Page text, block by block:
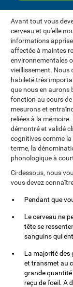
Avant tout vous
cerveau et qu'elle
informations
affectée à maintes
environnementales
vieillissement. Nous
habileté très
que nous en aurons
fonction au cours
mesurons et
reliées à la
démontré et validé
cognitives comme
terme, la
phonologique à
Ci-dessous, nous
vous devez
Pendant que
Le cerveau ne
tête se
sanguins qui
La majorité des
et transmet au
grande
reçu de l'oeil. A